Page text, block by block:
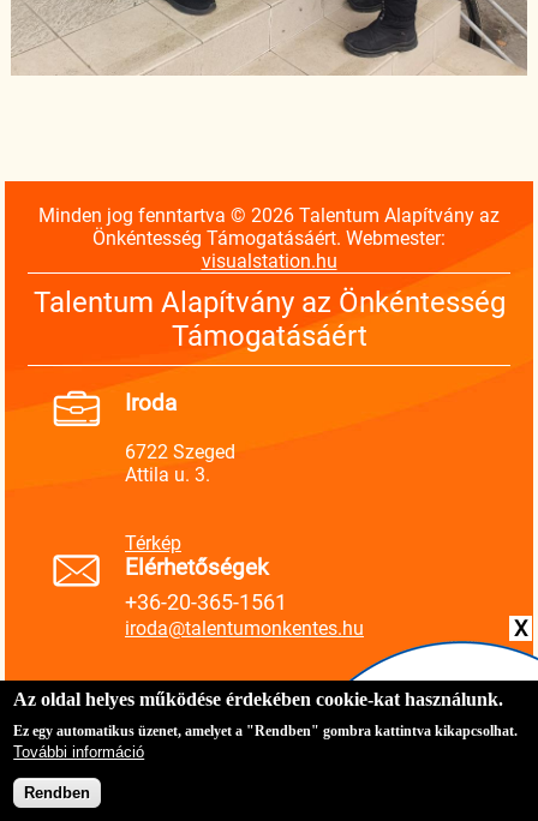
Minden jog fenntartva © 2026 Talentum Alapítvány az
Önkéntesség Támogatásáért. Webmester:
visualstation.hu
Talentum Alapítvány az Önkéntesség
Támogatásáért
Iroda
6722 Szeged
Attila u. 3.
Térkép
Elérhetőségek
+36-20-365-1561
iroda@talentumonkentes.hu
Régi honlap
Adatvédelmi szabályzat
X
Az oldal helyes működése érdekében cookie-kat használunk.
Ez egy automatikus üzenet, amelyet a "Rendben" gombra kattintva kikapcsolhat.
További információ
Rendben